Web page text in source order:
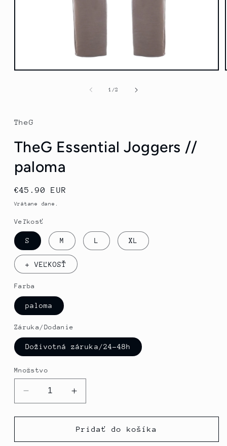
Otvorte
1 /z2
TheG
TheG Essential Joggers //
paloma
Normálna
cena
€45.90 EUR
Vrátane dane.
Veľkosť
S M L XL
+ VEĽKOSŤ
Farba
paloma
Záruka/Dodanie
Doživotná záruka/24-48h
Množstvo
Znížiť
množstvo
pre
Essential
Zvýšte
množstvo
pre
TheG
Essential
Pridať do košíka